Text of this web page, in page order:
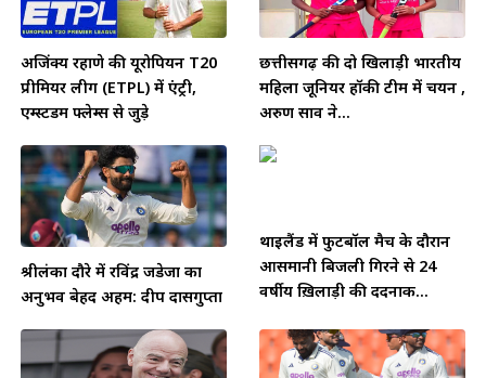
अजिंक्य रहाणे की यूरोपियन T20
प्रीमियर लीग (ETPL) में एंट्री,
एम्स्टर्डम फ्लेम्स से जुड़े
छत्तीसगढ़ की दो खिलाड़ी भारतीय
महिला जूनियर हॉकी टीम में चयन ,
अरुण साव ने...
श्रीलंका दौरे में रविंद्र जडेजा का
अनुभव बेहद अहम: दीप दासगुप्ता
थाईलैंड में फुटबॉल मैच के दौरान
आसमानी बिजली गिरने से 24
वर्षीय ख़िलाड़ी की दर्दनाक...